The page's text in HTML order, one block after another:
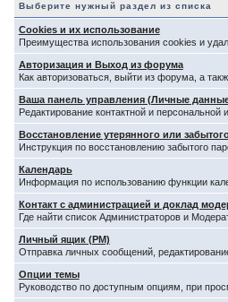
Выберите нужный раздел из списка
Cookies и их использование
Преимущества использования cookies и
Авторизация и Выход из форума
Как авторизоваться, выйти из форума, а
Ваша панель управления (Личные
Редактирование контактной и
Восстановление утерянного или
Инструкция по восстановлению забытого
Календарь
Информация по использованию функции
Контакт с администрацией и доклад
Где найти список Администраторов и
Личный ящик (PM)
Отправка личных сообщений,
Опции темы
Руководство по доступным опциям, при